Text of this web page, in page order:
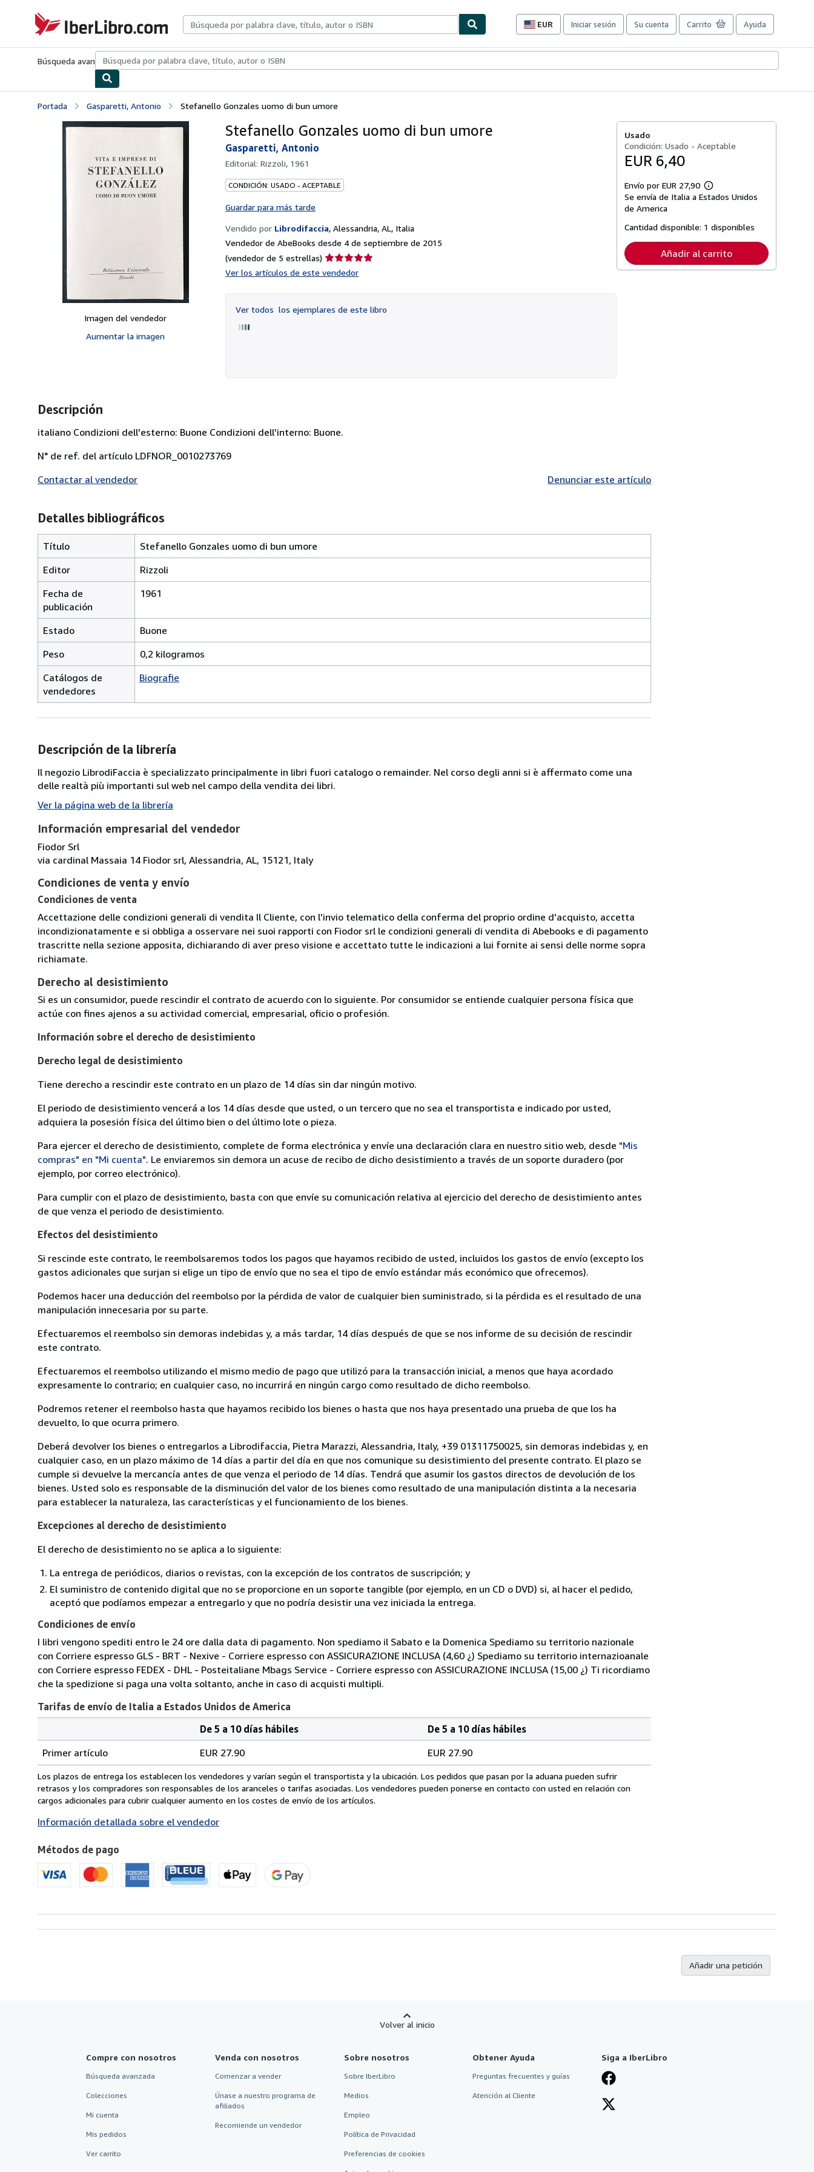
IberLibro.com
EUR
Preferencias
compra
sitio.
Iniciar sesión Su cuenta Carrito Ayuda
Búsqueda avanzadaColecciones Libros antiguosArte y coleccionismo
Portada Gasparetti, Antonio Stefanello Gonzales uomo di bun umore
Imagen del vendedor
Aumentar la imagen
Stefanello Gonzales uomo di bun umore
Gasparetti, Antonio
Editorial: Rizzoli, 1961
CONDICIÓN: USADO - ACEPTABLE
Guardar para más tarde
Vendido por Librodifaccia, Alessandria, AL, Italia
Vendedor de AbeBooks desde 4 de septiembre de 2015
(vendedor de 5 estrellas) Calificación
Ver los artículos de este vendedor
Ver todos los ejemplares de este libro
Usado
Condición: Usado - Aceptable
EUR 6,40
Envío por EUR 27,90
Más
información
tarifas
envío
Se envía de Italia a Estados Unidos
de America
Cantidad disponible: 1 disponibles
Añadir al carrito
Descripción
italiano Condizioni dell'esterno: Buone Condizioni dell'interno: Buone.
N° de ref. del artículo LDFNOR_0010273769
Contactar al vendedor
Denunciar este artículo
Detalles bibliográficos
Título
Stefanello Gonzales uomo di bun umore
Editor
Rizzoli
Fecha de
publicación
1961
Estado
Buone
Peso
0,2 kilogramos
Catálogos de
vendedores
Biografie
Descripción de la librería
Il negozio LibrodiFaccia è specializzato principalmente in libri fuori catalogo o remainder. Nel corso degli anni si è affermato come una
delle realtà più importanti sul web nel campo della vendita dei libri.
Ver la página web de la librería
Información empresarial del vendedor
Fiodor Srl
via cardinal Massaia 14 Fiodor srl, Alessandria, AL, 15121, Italy
Condiciones de venta y envío
Condiciones de venta
Accettazione delle condizioni generali di vendita Il Cliente, con l'invio telematico della conferma del proprio ordine d'acquisto, accetta
incondizionatamente e si obbliga a osservare nei suoi rapporti con Fiodor srl le condizioni generali di vendita di Abebooks e di pagamento
trascritte nella sezione apposita, dichiarando di aver preso visione e accettato tutte le indicazioni a lui fornite ai sensi delle norme sopra
richiamate.
Derecho al desistimiento
Si es un consumidor, puede rescindir el contrato de acuerdo con lo siguiente. Por consumidor se entiende cualquier persona física que
actúe con fines ajenos a su actividad comercial, empresarial, oficio o profesión.
Información sobre el derecho de desistimiento
Derecho legal de desistimiento
Tiene derecho a rescindir este contrato en un plazo de 14 días sin dar ningún motivo.
El periodo de desistimiento vencerá a los 14 días desde que usted, o un tercero que no sea el transportista e indicado por usted,
adquiera la posesión física del último bien o del último lote o pieza.
Para ejercer el derecho de desistimiento, complete de forma electrónica y envíe una declaración clara en nuestro sitio web, desde "Mis
compras" en "Mi cuenta". Le enviaremos sin demora un acuse de recibo de dicho desistimiento a través de un soporte duradero (por
ejemplo, por correo electrónico).
Para cumplir con el plazo de desistimiento, basta con que envíe su comunicación relativa al ejercicio del derecho de desistimiento antes
de que venza el periodo de desistimiento.
Efectos del desistimiento
Si rescinde este contrato, le reembolsaremos todos los pagos que hayamos recibido de usted, incluidos los gastos de envío (excepto los
gastos adicionales que surjan si elige un tipo de envío que no sea el tipo de envío estándar más económico que ofrecemos).
Podemos hacer una deducción del reembolso por la pérdida de valor de cualquier bien suministrado, si la pérdida es el resultado de una
manipulación innecesaria por su parte.
Efectuaremos el reembolso sin demoras indebidas y, a más tardar, 14 días después de que se nos informe de su decisión de rescindir
este contrato.
Efectuaremos el reembolso utilizando el mismo medio de pago que utilizó para la transacción inicial, a menos que haya acordado
expresamente lo contrario; en cualquier caso, no incurrirá en ningún cargo como resultado de dicho reembolso.
Podremos retener el reembolso hasta que hayamos recibido los bienes o hasta que nos haya presentado una prueba de que los ha
devuelto, lo que ocurra primero.
Deberá devolver los bienes o entregarlos a Librodifaccia, Pietra Marazzi, Alessandria, Italy, +39 01311750025, sin demoras indebidas y, en
cualquier caso, en un plazo máximo de 14 días a partir del día en que nos comunique su desistimiento del presente contrato. El plazo se
cumple si devuelve la mercancía antes de que venza el periodo de 14 días. Tendrá que asumir los gastos directos de devolución de los
bienes. Usted solo es responsable de la disminución del valor de los bienes como resultado de una manipulación distinta a la necesaria
para establecer la naturaleza, las características y el funcionamiento de los bienes.
Excepciones al derecho de desistimiento
El derecho de desistimiento no se aplica a lo siguiente:
La entrega de periódicos, diarios o revistas, con la excepción de los contratos de suscripción; y
El suministro de contenido digital que no se proporcione en un soporte tangible (por ejemplo, en un CD o DVD) si, al hacer el pedido,
aceptó que podíamos empezar a entregarlo y que no podría desistir una vez iniciada la entrega.
Condiciones de envío
I libri vengono spediti entro le 24 ore dalla data di pagamento. Non spediamo il Sabato e la Domenica Spediamo su territorio nazionale
con Corriere espresso GLS - BRT - Nexive - Corriere espresso con ASSICURAZIONE INCLUSA (4,60 ¿) Spediamo su territorio internazioanale
con Corriere espresso FEDEX - DHL - Posteitaliane Mbags Service - Corriere espresso con ASSICURAZIONE INCLUSA (15,00 ¿) Ti ricordiamo
che la spedizione si paga una volta soltanto, anche in caso di acquisti multipli.
Tarifas de envío de Italia a Estados Unidos de America
de
envío
de
Italia
Estados
de
America
pedido
De 5 a 10 días hábiles
De 5 a 10 días hábiles
Primer artículo
EUR 27.90 EUR 27.90
Los plazos de entrega los establecen los vendedores y varían según el transportista y la ubicación. Los pedidos que pasan por la aduana pueden sufrir
retrasos y los compradores son responsables de los aranceles o tarifas asociadas. Los vendedores pueden ponerse en contacto con usted en relación con
cargos adicionales para cubrir cualquier aumento en los costes de envío de los artículos.
Información detallada sobre el vendedor
Métodos de pago
Añadir una petición
Volver al inicio
Compre con nosotros
Búsqueda avanzada
Colecciones
Mi cuenta
Mis pedidos
Ver carrito
Venda con nosotros
Comenzar a vender
Únase a nuestro programa de
afiliados
Recomiende un vendedor
Sobre nosotros
Sobre IberLibro
Medios
Empleo
Política de Privacidad
Preferencias de cookies
Obtener Ayuda
Preguntas frecuentes y guías
Atención al Cliente
Siga a IberLibro